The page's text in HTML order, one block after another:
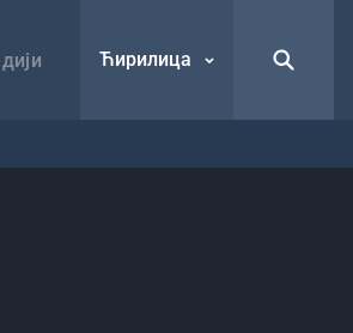
Ћирилица